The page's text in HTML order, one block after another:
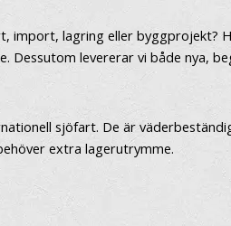
lagring eller byggprojekt?
levererar vi både nya,
sjöfart. De är
extra lagerutrymme.